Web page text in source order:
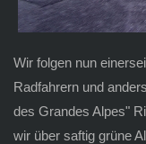
Wir folgen nun
Radfahrern und
des Grandes Alpes"
wir über saftig grüne